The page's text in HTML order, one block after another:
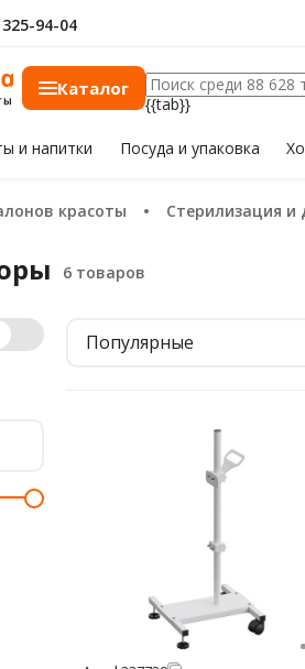
94-04
Каталог
{{tab}}
и напитки Посуда и упаковка
красоты Стерилизация
Популярные